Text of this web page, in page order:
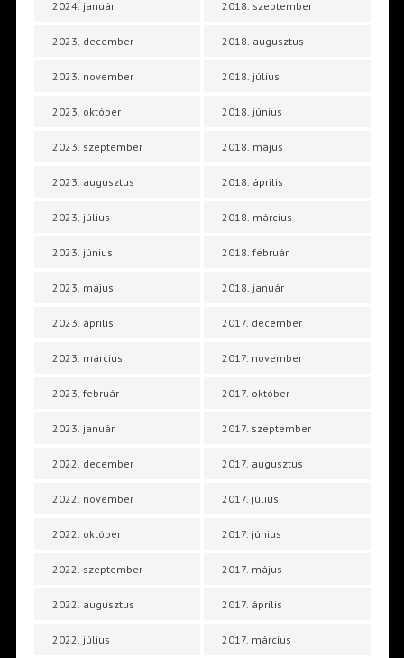
2024. január
2023. december
2023. november
2023. október
2023. szeptember
2023. augusztus
2023. július
2023. június
2023. május
2023. április
2023. március
2023. február
2023. január
2022. december
2022. november
2022. október
2022. szeptember
2022. augusztus
2022. július
2018. szeptember
2018. augusztus
2018. július
2018. június
2018. május
2018. április
2018. március
2018. február
2018. január
2017. december
2017. november
2017. október
2017. szeptember
2017. augusztus
2017. július
2017. június
2017. május
2017. április
2017. március